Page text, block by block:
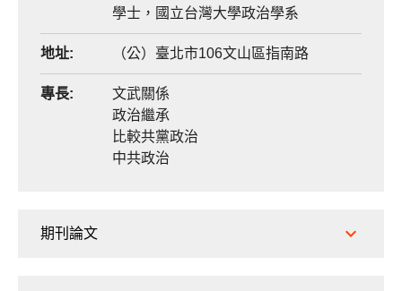
學士，國立台灣大學政治學系
地址: （公）臺北市106文山區指南路
專長:
文武關係
政治繼承
比較共黨政治
中共政治
期刊論文